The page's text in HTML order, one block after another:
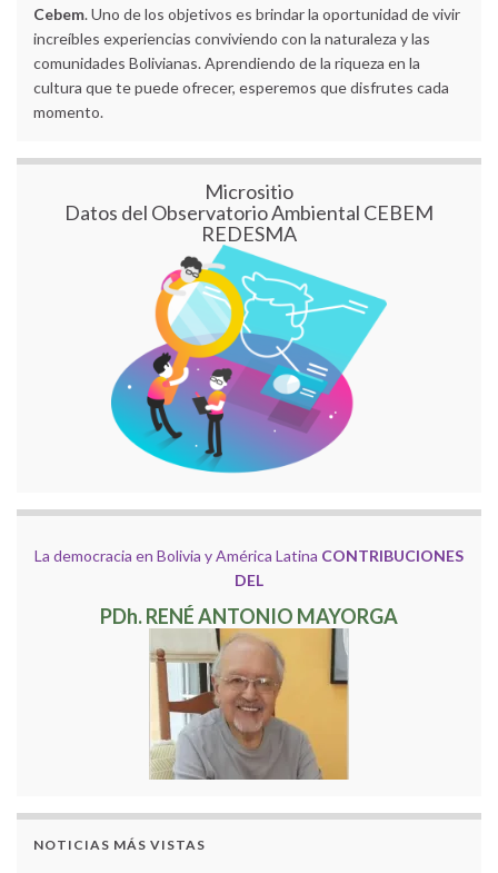
Cebem. Uno de los objetivos es brindar la oportunidad de vivir
increíbles experiencias conviviendo con la naturaleza y las
comunidades Bolivianas. Aprendiendo de la riqueza en la
cultura que te puede ofrecer, esperemos que disfrutes cada
momento.
Micrositio
Datos del Observatorio Ambiental CEBEM
REDESMA
La democracia en Bolivia y América Latina CONTRIBUCIONES
DEL
PDh. RENÉ ANTONIO MAYORGA
NOTICIAS MÁS VISTAS